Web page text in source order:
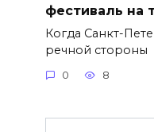
фестиваль на
Когда Санкт-
речной стороны
0 8